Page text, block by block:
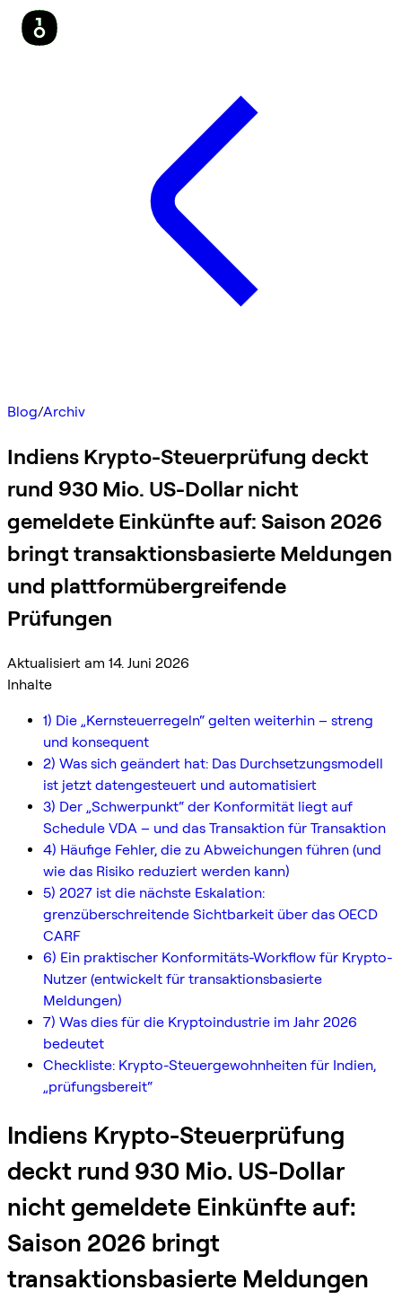
Blog/Archiv
Indiens Krypto-Steuerprüfung deckt
rund 930 Mio. US-Dollar nicht
gemeldete Einkünfte auf: Saison 2026
bringt transaktionsbasierte Meldungen
und plattformübergreifende
Prüfungen
Aktualisiert am 14. Juni 2026
Inhalte
1) Die „Kernsteuerregeln“ gelten weiterhin – streng
und konsequent
2) Was sich geändert hat: Das Durchsetzungsmodell
ist jetzt datengesteuert und automatisiert
3) Der „Schwerpunkt“ der Konformität liegt auf
Schedule VDA – und das Transaktion für Transaktion
4) Häufige Fehler, die zu Abweichungen führen (und
wie das Risiko reduziert werden kann)
5) 2027 ist die nächste Eskalation:
grenzüberschreitende Sichtbarkeit über das OECD
CARF
6) Ein praktischer Konformitäts-Workflow für Krypto-
Nutzer (entwickelt für transaktionsbasierte
Meldungen)
7) Was dies für die Kryptoindustrie im Jahr 2026
bedeutet
Checkliste: Krypto-Steuergewohnheiten für Indien,
„prüfungsbereit“
Indiens Krypto-Steuerprüfung
deckt rund 930 Mio. US-Dollar
nicht gemeldete Einkünfte auf:
Saison 2026 bringt
transaktionsbasierte Meldungen